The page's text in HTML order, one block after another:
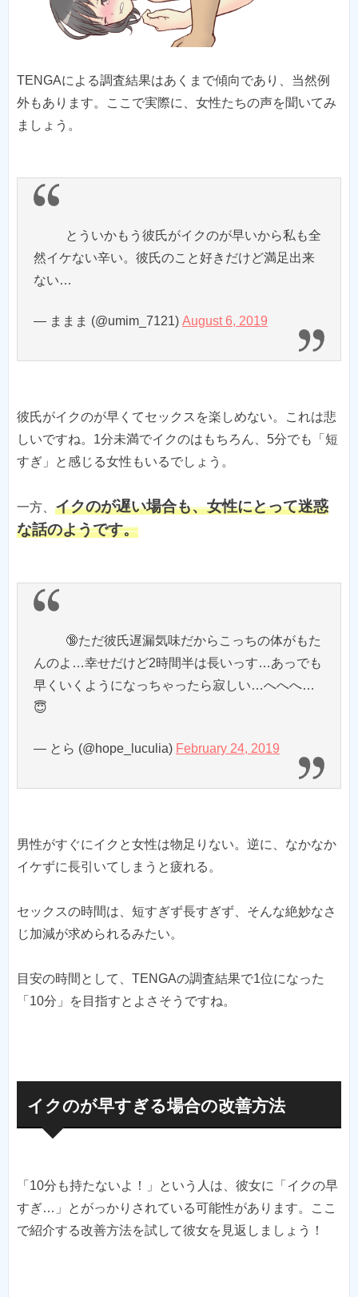
TENGAによる調査結果はあくまで傾向であり、当然例
外もあります。ここで実際に、女性たちの声を聞いてみ
ましょう。
とういかもう彼氏がイクのが早いから私も全
然イケない辛い。彼氏のこと好きだけど満足出来
ない…
— ままま (@umim_7121) August 6, 2019
彼氏がイクのが早くてセックスを楽しめない。これは悲
しいですね。1分未満でイクのはもちろん、5分でも「短
すぎ」と感じる女性もいるでしょう。
一方、 イクのが遅い場合も、女性にとって迷惑
な話のようです。
🔞ただ彼氏遅漏気味だからこっちの体がもた
んのよ…幸せだけど2時間半は長いっす…あっでも
早くいくようになっちゃったら寂しい…へへへ…
😇
— とら (@hope_luculia) February 24, 2019
男性がすぐにイクと女性は物足りない。逆に、なかなか
イケずに長引いてしまうと疲れる。
セックスの時間は、短すぎず長すぎず、そんな絶妙なさ
じ加減が求められるみたい。
目安の時間として、TENGAの調査結果で1位になった
「10分」を目指すとよさそうですね。
イクのが早すぎる場合の改善方法
「10分も持たないよ！」という人は、彼女に「イクの早
すぎ…」とがっかりされている可能性があります。ここ
で紹介する改善方法を試して彼女を見返しましょう！